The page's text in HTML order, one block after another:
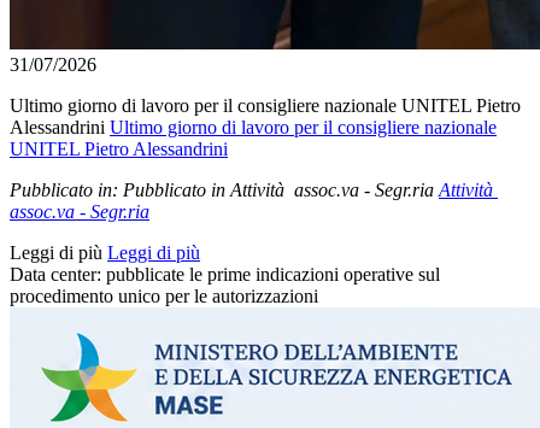
31/07/2026
Ultimo giorno di lavoro per il consigliere nazionale UNITEL Pietro
Alessandrini Ultimo giorno di lavoro per il consigliere nazionale
UNITEL Pietro Alessandrini
Pubblicato in: Pubblicato in Attività assoc.va - Segr.ria Attività
assoc.va - Segr.ria
Leggi di più Leggi di più
Data center: pubblicate le prime indicazioni operative sul
procedimento unico per le autorizzazioni